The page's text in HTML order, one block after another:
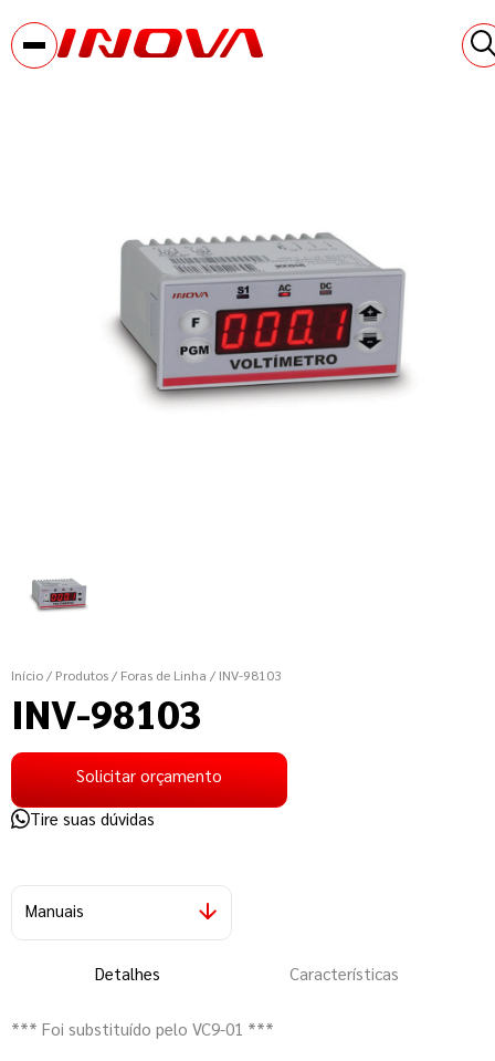
Início / Produtos / Foras de Linha / INV-98103
INV-98103
Solicitar orçamento
Tire suas dúvidas
Detalhes Características
Manuais
*** Foi substituído pelo VC9-01 ***